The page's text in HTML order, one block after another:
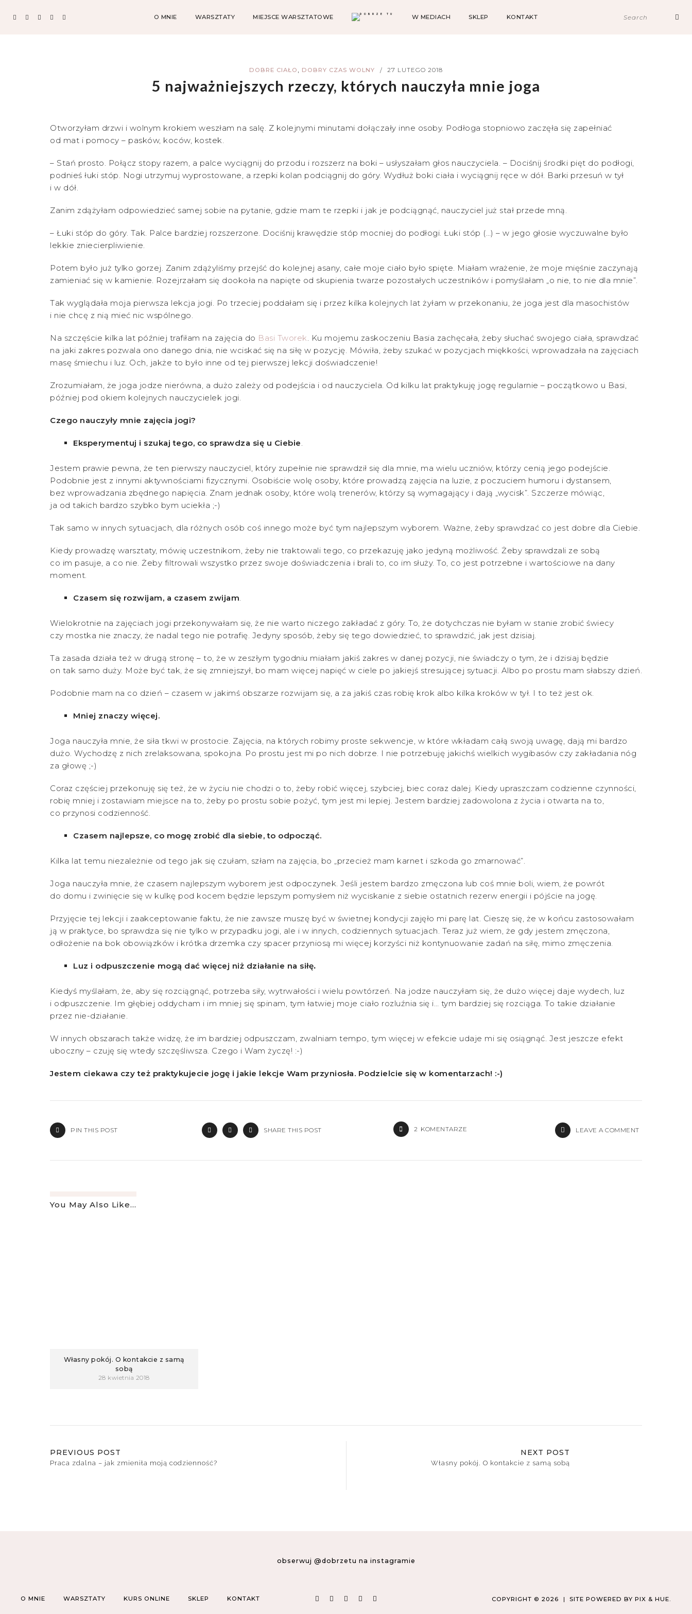
O MNIE WARSZTATY MIEJSCE WARSZTATOWE W MEDIACH SKLEP KONTAKT
DOBRE CIAŁO , DOBRY CZAS WOLNY / 27 LUTEGO 2018
5 najważniejszych rzeczy, których nauczyła mnie joga
Otworzyłam drzwi i wolnym krokiem weszłam na salę. Z kolejnymi minutami dołączały inne osoby. Podłoga stopniowo zaczęła się zapełniać
od mat i pomocy – pasków, koców, kostek.
– Stań prosto. Połącz stopy razem, a palce wyciągnij do przodu i rozszerz na boki – usłyszałam głos nauczyciela. – Dociśnij środki pięt do podłogi,
podnieś łuki stóp. Nogi utrzymuj wyprostowane, a rzepki kolan podciągnij do góry. Wydłuż boki ciała i wyciągnij ręce w dół. Barki przesuń w tył
i w dół.
Zanim zdążyłam odpowiedzieć samej sobie na pytanie, gdzie mam te rzepki i jak je podciągnąć, nauczyciel już stał przede mną.
– Łuki stóp do góry. Tak. Palce bardziej rozszerzone. Dociśnij krawędzie stóp mocniej do podłogi. Łuki stóp (…) – w jego głosie wyczuwalne było
lekkie zniecierpliwienie.
Potem było już tylko gorzej. Zanim zdążyliśmy przejść do kolejnej asany, całe moje ciało było spięte. Miałam wrażenie, że moje mięśnie zaczynają
zamieniać się w kamienie. Rozejrzałam się dookoła na napięte od skupienia twarze pozostałych uczestników i pomyślałam „o nie, to nie dla mnie”.
Tak wyglądała moja pierwsza lekcja jogi. Po trzeciej poddałam się i przez kilka kolejnych lat żyłam w przekonaniu, że joga jest dla masochistów
i nie chcę z nią mieć nic wspólnego.
Na szczęście kilka lat później trafiłam na zajęcia do Basi Tworek. Ku mojemu zaskoczeniu Basia zachęcała, żeby słuchać swojego ciała, sprawdzać
na jaki zakres pozwala ono danego dnia, nie wciskać się na siłę w pozycję. Mówiła, żeby szukać w pozycjach miękkości, wprowadzała na zajęciach
masę śmiechu i luz. Och, jakże to było inne od tej pierwszej lekcji doświadczenie!
Zrozumiałam, że joga jodze nierówna, a dużo zależy od podejścia i od nauczyciela. Od kilku lat praktykuję jogę regularnie – początkowo u Basi,
później pod okiem kolejnych nauczycielek jogi.
Czego nauczyły mnie zajęcia jogi?
Eksperymentuj i szukaj tego, co sprawdza się u Ciebie.
Jestem prawie pewna, że ten pierwszy nauczyciel, który zupełnie nie sprawdził się dla mnie, ma wielu uczniów, którzy cenią jego podejście.
Podobnie jest z innymi aktywnościami fizycznymi. Osobiście wolę osoby, które prowadzą zajęcia na luzie, z poczuciem humoru i dystansem,
bez wprowadzania zbędnego napięcia. Znam jednak osoby, które wolą trenerów, którzy są wymagający i dają „wycisk”. Szczerze mówiąc,
ja od takich bardzo szybko bym uciekła ;-)
Tak samo w innych sytuacjach, dla różnych osób coś innego może być tym najlepszym wyborem. Ważne, żeby sprawdzać co jest dobre dla Ciebie.
Kiedy prowadzę warsztaty, mówię uczestnikom, żeby nie traktowali tego, co przekazuję jako jedyną możliwość. Żeby sprawdzali ze sobą
co im pasuje, a co nie. Żeby filtrowali wszystko przez swoje doświadczenia i brali to, co im służy. To, co jest potrzebne i wartościowe na dany
moment.
Czasem się rozwijam, a czasem zwijam.
Wielokrotnie na zajęciach jogi przekonywałam się, że nie warto niczego zakładać z góry. To, że dotychczas nie byłam w stanie zrobić świecy
czy mostka nie znaczy, że nadal tego nie potrafię. Jedyny sposób, żeby się tego dowiedzieć, to sprawdzić, jak jest dzisiaj.
Ta zasada działa też w drugą stronę – to, że w zeszłym tygodniu miałam jakiś zakres w danej pozycji, nie świadczy o tym, że i dzisiaj będzie
on tak samo duży. Może być tak, że się zmniejszył, bo mam więcej napięć w ciele po jakiejś stresującej sytuacji. Albo po prostu mam słabszy dzień.
Podobnie mam na co dzień – czasem w jakimś obszarze rozwijam się, a za jakiś czas robię krok albo kilka kroków w tył. I to też jest ok.
Mniej znaczy więcej.
Joga nauczyła mnie, że siła tkwi w prostocie. Zajęcia, na których robimy proste sekwencje, w które wkładam całą swoją uwagę, dają mi bardzo
dużo. Wychodzę z nich zrelaksowana, spokojna. Po prostu jest mi po nich dobrze. I nie potrzebuję jakichś wielkich wygibasów czy zakładania nóg
za głowę ;-)
Coraz częściej przekonuję się też, że w życiu nie chodzi o to, żeby robić więcej, szybciej, biec coraz dalej. Kiedy upraszczam codzienne czynności,
robię mniej i zostawiam miejsce na to, żeby po prostu sobie pożyć, tym jest mi lepiej. Jestem bardziej zadowolona z życia i otwarta na to,
co przynosi codzienność.
Czasem najlepsze, co mogę zrobić dla siebie, to odpocząć.
Kilka lat temu niezależnie od tego jak się czułam, szłam na zajęcia, bo „przecież mam karnet i szkoda go zmarnować”.
Joga nauczyła mnie, że czasem najlepszym wyborem jest odpoczynek. Jeśli jestem bardzo zmęczona lub coś mnie boli, wiem, że powrót
do domu i zwinięcie się w kulkę pod kocem będzie lepszym pomysłem niż wyciskanie z siebie ostatnich rezerw energii i pójście na jogę.
Przyjęcie tej lekcji i zaakceptowanie faktu, że nie zawsze muszę być w świetnej kondycji zajęło mi parę lat. Cieszę się, że w końcu zastosowałam
ją w praktyce, bo sprawdza się nie tylko w przypadku jogi, ale i w innych, codziennych sytuacjach. Teraz już wiem, że gdy jestem zmęczona,
odłożenie na bok obowiązków i krótka drzemka czy spacer przyniosą mi więcej korzyści niż kontynuowanie zadań na siłę, mimo zmęczenia.
Luz i odpuszczenie mogą dać więcej niż działanie na siłę.
Kiedyś myślałam, że, aby się rozciągnąć, potrzeba siły, wytrwałości i wielu powtórzeń. Na jodze nauczyłam się, że dużo więcej daje wydech, luz
i odpuszczenie. Im głębiej oddycham i im mniej się spinam, tym łatwiej moje ciało rozluźnia się i… tym bardziej się rozciąga. To takie działanie
przez nie-działanie.
W innych obszarach także widzę, że im bardziej odpuszczam, zwalniam tempo, tym więcej w efekcie udaje mi się osiągnąć. Jest jeszcze efekt
uboczny – czuję się wtedy szczęśliwsza. Czego i Wam życzę! :-)
Jestem ciekawa czy też praktykujecie jogę i jakie lekcje Wam przyniosła. Podzielcie się w komentarzach! :-)
PIN THIS POST SHARE THIS POST 2 KOMENTARZE LEAVE A COMMENT
You May Also Like...
Własny pokój. O kontakcie z samą
sobą
28 kwietnia 2018
PREVIOUS POST
Praca zdalna – jak zmieniła moją codzienność?
NEXT POST
Własny pokój. O kontakcie z samą sobą
obserwuj @dobrzetu na instagramie
O MNIE WARSZTATY KURS ONLINE SKLEP KONTAKT COPYRIGHT © 2026 SITE POWERED BY PIX & HUE.